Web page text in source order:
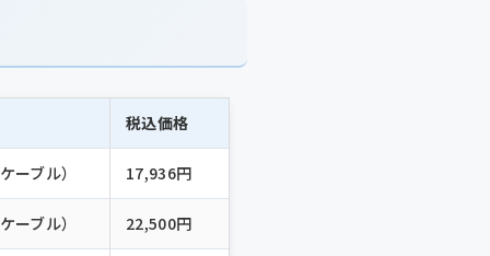
税込価格
ーブル） 17,936円
ーブル） 22,500円